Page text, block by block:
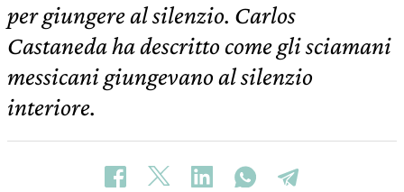
per giungere al silenzio. Carlos
Castaneda ha descritto come gli sciamani
messicani giungevano al silenzio
interiore.